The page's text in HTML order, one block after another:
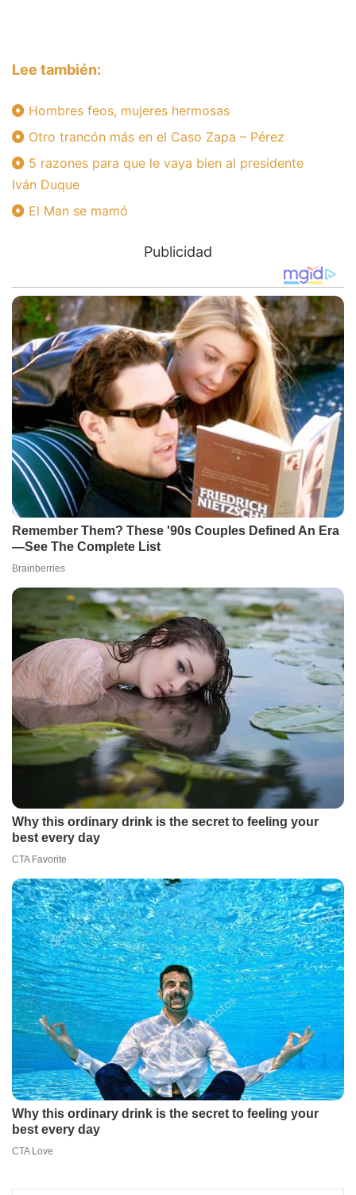
Lee también:
Hombres feos, mujeres hermosas
Otro trancón más en el Caso Zapa – Pérez
5 razones para que le vaya bien al presidente
Iván Duque
El Man se mamó
Publicidad